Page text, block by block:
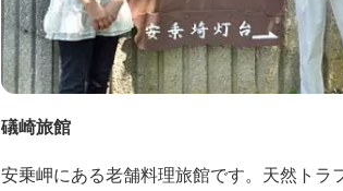
礒崎旅館
安乗岬にある老舗料理旅館です。天然トラ